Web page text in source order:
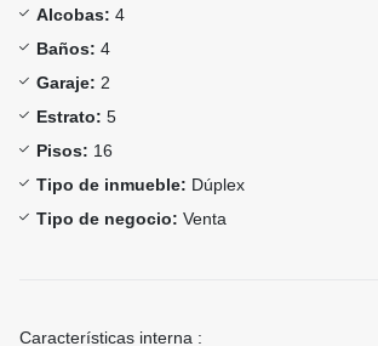
Alcobas: 4
Baños: 4
Garaje: 2
Estrato: 5
Pisos: 16
Tipo de inmueble: Dúplex
Tipo de negocio: Venta
Características interna :